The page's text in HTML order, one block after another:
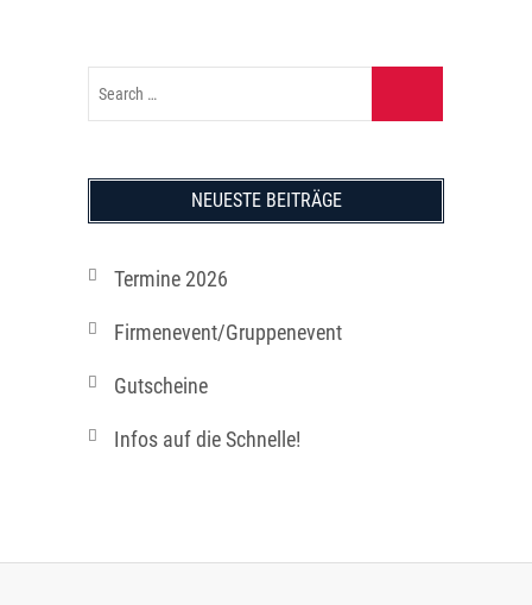
NEUESTE BEITRÄGE
Termine 2026
Firmenevent/Gruppenevent
Gutscheine
Infos auf die Schnelle!